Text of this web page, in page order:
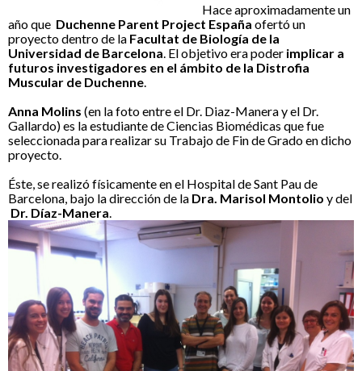
Hace aproximadamente un
año que Duchenne Parent Project España ofertó un
proyecto dentro de la Facultat de Biología de la
Universidad de Barcelona. El objetivo era poder implicar a
futuros investigadores en el ámbito de la Distrofia
Muscular de Duchenne.
Anna Molins (en la foto entre el Dr. Diaz-Manera y el Dr.
Gallardo) es la estudiante de Ciencias Biomédicas que fue
seleccionada para realizar su Trabajo de Fin de Grado en dicho
proyecto.
Éste, se realizó físicamente en el Hospital de Sant Pau de
Barcelona, bajo la dirección de la Dra. Marisol Montolio y del
Dr. Díaz-Manera.